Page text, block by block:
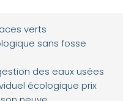
verts
sans fosse
des eaux usées
écologique prix